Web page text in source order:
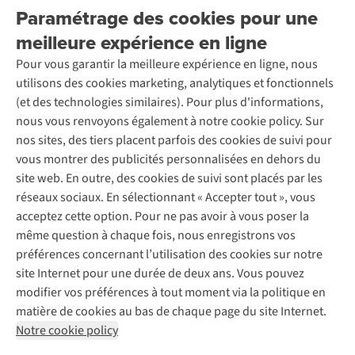
Paramétrage des cookies pour une
meilleure expérience en ligne
Pour vous garantir la meilleure expérience en ligne, nous
utilisons des cookies marketing, analytiques et fonctionnels
(et des technologies similaires). Pour plus d'informations,
nous vous renvoyons également à notre cookie policy. Sur
nos sites, des tiers placent parfois des cookies de suivi pour
vous montrer des publicités personnalisées en dehors du
site web. En outre, des cookies de suivi sont placés par les
réseaux sociaux. En sélectionnant « Accepter tout », vous
acceptez cette option. Pour ne pas avoir à vous poser la
même question à chaque fois, nous enregistrons vos
préférences concernant l’utilisation des cookies sur notre
site Internet pour une durée de deux ans. Vous pouvez
modifier vos préférences à tout moment via la politique en
matière de cookies au bas de chaque page du site Internet.
Notre cookie policy
Rétractation d'une commande
Entretien & réparations
Garantie
Contactez-nous
À propos d’Ayacucho
Nos magasins
À propos d’A.S.Adventure
Déclaration d'accessibilité
Location / Location sports d’hiver
Entretien de ski
Service de lavage
Entretien de chaussures
Réparation de chaussures
Réparation de vêtements
Retouches
Pour les entreprises
Découvrez
A.S.Magazine
Explore Camp
Gear Check
Expertise & conseils
Abonnez-vous à la newsletter
Suivez-nous
Mentions légales
Politique de confidentialité
Conditions générales
Cookie Policy
AS Adventure Luxemburg SA,